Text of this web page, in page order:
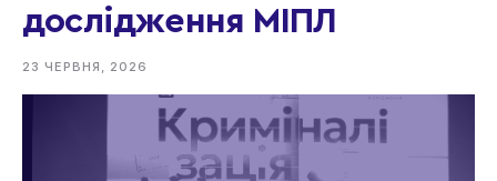
дослідження МІПЛ
23 ЧЕРВНЯ, 2026